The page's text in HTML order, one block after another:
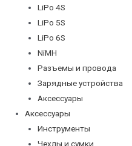
LiPo 4S
LiPo 5S
LiPo 6S
NiMH
Разъемы и провода
Зарядные устройства
Аксессуары
Аксессуары
Инструменты
Чехлы и сумки